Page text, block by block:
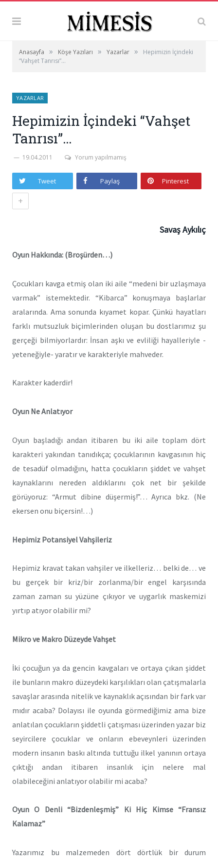
Anasayfa » Köşe Yazıları » Yazarlar »
Hepimizin İçindeki
“Vahşet Tanrısı”…
YAZARLAR
Hepimizin İçindeki “Vahşet
Tanrısı”…
19.04.2011 Yorum yapılmamış
Tweet Paylaş Pinterest
+
Savaş Aykılıç
Oyun Hakkında: (Broşürden…)
Çocukları kavga etmiş olan iki aile “medeni bir uzlaşmaya
varmak” istemektedir. “Kibarca” konuşmaya başlarlar
aralarında. Ama sonunda kıyamet kopar. Çünkü hayatları
farklı mutsuzluk biçimlerinden oluşan bu dostlarımız şu
gerçeği bilmiyorlardır: İnsan aşkı ve evliliği hayalleriyle -
yeteneğiyle- yaratır ve karakteriyle mahveder.
Karakter kaderdir!
Oyun Ne Anlatıyor
Oyun başladığı andan itibaren bu iki aile toplam dört
karakteri yakından tanıdıkça; çocuklarının kavgasının hiç
de tesadüf olmadığını, hatta çocukların şiddet ve vahşet
kaynaklarını nereden aldıklarını çok net bir şekilde
görüyoruz: “Armut dibine düşermiş!”… Ayrıca bkz. (Ne
ekersen onu biçersin!…)
Hepimiz Potansiyel Vahşileriz
Hepimiz kravat takan vahşiler ve ilkelleriz… belki de… ve
bu gerçek bir kriz/bir zorlanma/bir engel karşısında
zaman zaman su yüzüne çıkıyor ve uygarlık maskemizi
yırtıp atıyor olabilir mi?
Mikro ve Makro Düzeyde Vahşet
İki çocuğun ya da gencin kavgaları ve ortaya çıkan şiddet
ile bunların makro düzeydeki karşılıkları olan çatışmalarla
savaşlar arasında nitelik ve kaynaklık açısından bir fark var
mıdır acaba? Dolayısı ile oyunda görmediğimiz ama bize
anlatılan çocukların şiddetli çatışması üzerinden yazar biz
seyircilere çocuklar ve onların ebeveynleri üzerinden
modern insanın baskı altında tuttuğu ilkel yanının ortaya
çıktığı andan itibaren insanlık için nelere mal
olabileceğini anlatıyor olabilir mi acaba?
Oyun O Denli “Bizdenleşmiş” Ki Hiç Kimse “Fransız
Kalamaz”
Yazarımız bu malzemeden dört dörtlük bir durum